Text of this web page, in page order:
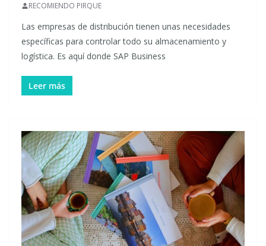
RECOMIENDO PIRQUE
Las empresas de distribución tienen unas necesidades
específicas para controlar todo su almacenamiento y
logística. Es aquí donde SAP Business
Leer más